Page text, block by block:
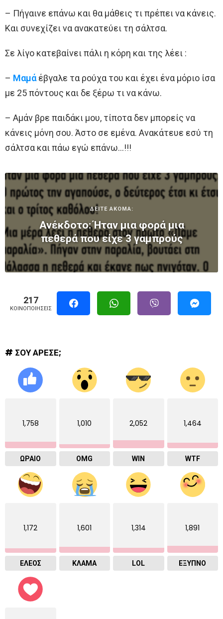
– Πήγαινε επάνω και θα μάθεις τι πρέπει να κάνεις.
Και συνεχίζει να ανακατεύει τη σάλτσα.
Σε λίγο κατεβαίνει πάλι η κόρη και της λέει :
– Μαμάέβγαλε τα ρούχα του και έχει ένα μόριο ίσα
με 25 πόντους και δε ξέρω τι να κάνω.
– Αμάν βρε παιδάκι μου, τίποτα δεν μπορείς να
κάνεις μόνη σου. Άστο σε εμένα. Ανακάτευε εσύ τη
σάλτσα και πάω εγώ επάνω…!!!
ΔΕΙΤΕ ΑΚΟΜΑ:
Ανέκδοτο: Ήταν μια φορά μια
πεθερά που είχε 3 γαμπρούς
217
ΚΟΙΝΟΠΟΙΉΣΕΙΣ
# ΣΟΥ ΑΡΕΣΕ;
1,758
ΩΡΑΙΟ
1,010
OMG
2,052
WIN
1,464
WTF
1,172
ΕΛΕΟΣ
1,601
ΚΛΑΜΑ
1,314
LOL
1,891
ΈΞΥΠΝΟ